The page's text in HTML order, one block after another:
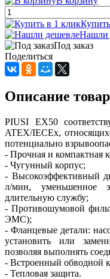
Нашли
Под заказ
Поделиться
Описание
PIUSI EX50
ATEX/IECEx,
потенциально
- Прочная и компактная
- Чугунный корпус;
- Высокоэффективный
л/мин, уменьшенное
длительную службу;
- Противошумовой
ЭМС);
- Фланцевые детали:
установить или
позволяя выполнять
- Встроенный обводной
- Тепловая защита.